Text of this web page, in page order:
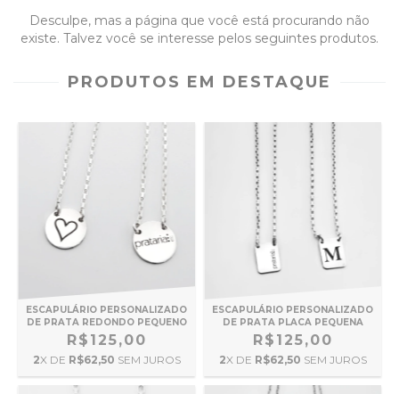
Desculpe, mas a página que você está procurando não
existe. Talvez você se interesse pelos seguintes produtos.
PRODUTOS EM DESTAQUE
ESCAPULÁRIO PERSONALIZADO
DE PRATA REDONDO PEQUENO
R$125,00
2X DE R$62,50 SEM JUROS
ESCAPULÁRIO PERSONALIZADO
DE PRATA PLACA PEQUENA
R$125,00
2X DE R$62,50 SEM JUROS